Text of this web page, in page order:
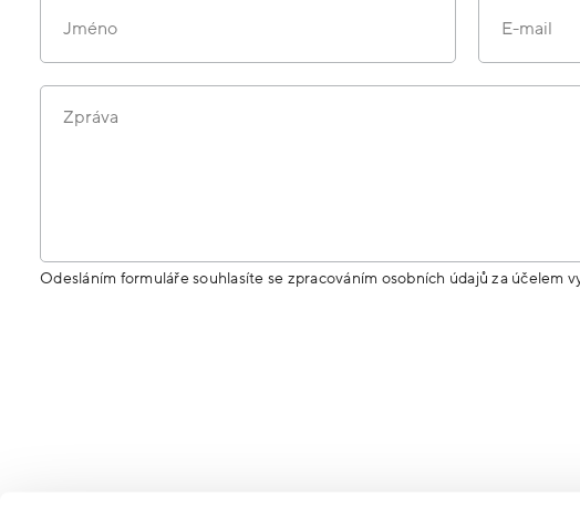
Jméno E-mail
Zpráva
Odesláním formuláře souhlasíte se zpracováním osobních údajů za účelem